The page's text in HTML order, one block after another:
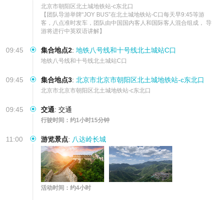
北京市朝阳区北土城地铁站-c东北口
【团队导游举牌“JOY BUS”在北土城地铁站-C口每天早9:45等游
客，八点准时发车，团队由中国国内客人和国际客人混合组成， 导
游将进行中英双语讲解】
09:45 集合地点2: 地铁八号线和十号线北土城站C口
地铁八号线和十号线北土城站C口
09:45 集合地点3: 北京市北京市朝阳区北土城地铁站-c东北口
北京市北京市朝阳区北土城地铁站-c东北口
09:45 交通: 交通
行驶时间：约1小时15分钟
11:00 游览景点: 八达岭长城
活动时间：约4小时